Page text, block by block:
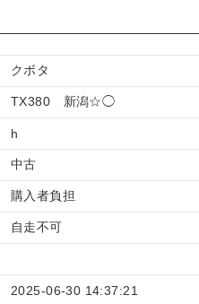
クボタ
TX380 新潟☆◯
h
中古
購入者負担
自走不可
2025-06-30 14:37:21